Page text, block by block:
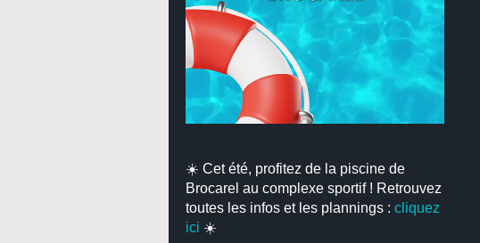
☀️ Cet été, profitez de la piscine de
Brocarel au complexe sportif ! Retrouvez
toutes les infos et les plannings : cliquez
ici ☀️